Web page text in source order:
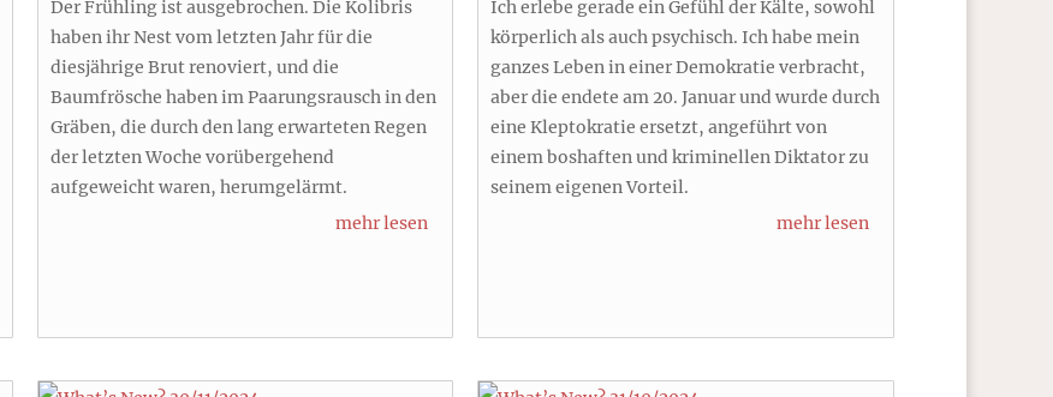
Der Frühling ist ausgebrochen. Die Kolibris
haben ihr Nest vom letzten Jahr für die
diesjährige Brut renoviert, und die
Baumfrösche haben im Paarungsrausch in den
Gräben, die durch den lang erwarteten Regen
der letzten Woche vorübergehend
aufgeweicht waren, herumgelärmt.
mehr lesen
Ich erlebe gerade ein Gefühl der Kälte, sowohl
körperlich als auch psychisch. Ich habe mein
ganzes Leben in einer Demokratie verbracht,
aber die endete am 20. Januar und wurde durch
eine Kleptokratie ersetzt, angeführt von
einem boshaften und kriminellen Diktator zu
seinem eigenen Vorteil.
mehr lesen